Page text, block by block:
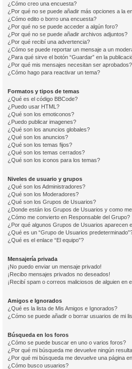
¿Cómo creo una encuesta?
¿Por qué no se puede añadir más opciones a la
¿Cómo edito o borro una encuesta?
¿Por qué no se puede acceder a algún foro?
¿Por qué no se puede añadir archivos adjuntos?
¿Por qué recibí una advertencia?
¿Cómo se puede reportar un mensaje a un
¿Para qué sirve el botón “Guardar” en la
¿Por qué mis mensajes necesitan ser aprobados?
¿Cómo hago para reactivar un tema?
Formatos y tipos de temas
¿Qué es el código BBCode?
¿Puedo usar HTML?
¿Qué son los emoticonos?
¿Puedo publicar imagenes?
¿Qué son los anuncios globales?
¿Qué son los anuncios?
¿Qué son los temas fijos?
¿Qué son los temas cerrados?
¿Qué son los iconos para los temas?
Niveles de usuario y grupos
¿Qué son los Administradores?
¿Qué son los Moderadores?
¿Qué son los Grupos de Usuarios?
¿Donde están los Grupos de Usuarios y como
¿Cómo me convierto en Responsable del Grupo?
¿Por qué algunos Grupos de Usuarios aparecen
¿Qué es un “Grupo de Usuarios
¿Qué es el enlace “El equipo”?
Mensajería privada
¡No puedo enviar un mensaje privado!
¡Recibo mensajes privados no deseados!
¡Recibí spam o correos maliciosos de alguien en
Amigos e Ignorados
¿Qué es la lista de Mis Amigos e Ignorados?
¿Cómo se puede añadir o borrar usuarios de mi
Búsqueda en los foros
¿Cómo se puede buscar en uno o varios foros?
¿Por qué mi búsqueda me devuelve ningún
¿Por qué mi búsqueda me devuelve una página
¿Cómo busco usuarios?